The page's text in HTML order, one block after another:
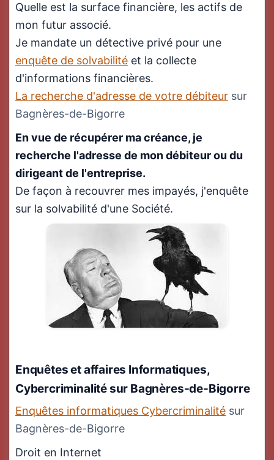
Quelle est la surface financière, les actifs de
mon futur associé.
Je mandate un détective privé pour une
enquête de solvabilité et la collecte
d'informations financières.
La recherche d'adresse de votre débiteur sur
Bagnères-de-Bigorre
En vue de récupérer ma créance, je
recherche l'adresse de mon débiteur ou du
dirigeant de l'entreprise.
De façon à recouvrer mes impayés, j'enquête
sur la solvabilité d'une Société.
Enquêtes et affaires Informatiques,
Cybercriminalitésur Bagnères-de-Bigorre
Enquêtes informatiques Cybercriminalité sur
Bagnères-de-Bigorre
Droit en Internet